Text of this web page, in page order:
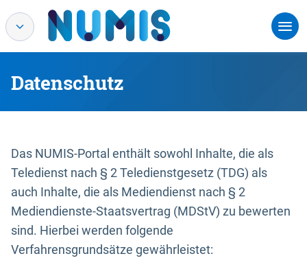
Datenschutz
Das NUMIS-Portal enthält sowohl Inhalte, die als
Teledienst nach § 2 Teledienstgesetz (TDG) als
auch Inhalte, die als Mediendienst nach § 2
Mediendienste-Staatsvertrag (MDStV) zu bewerten
sind. Hierbei werden folgende
Verfahrensgrundsätze gewährleistet: